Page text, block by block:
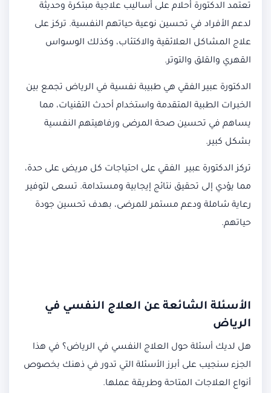
تعتمد الدكتورة أحلام على أساليب علاجية مبتكرة وحديثة
لدعم الأفراد في تحسين نوعية حياتهم النفسية. تركز على
علاج المشاكل العلائقية والاكتئاب، وكذلك الوسواس
القهري والقلق والتوتر.
الدكتورة عبير الفقي هي طبيبة نفسية في الرياض تجمع بين
الخبرات الطبية المتقدمة واستخدام أحدث التقنيات، مما
يساهم في تحسين صحة المرضى ورفاهيتهم النفسية
بشكل كبير.
تركز الدكتورة عبير الفقي على احتياجات كل مريض على حدة،
مما يؤدي إلى تحقيق نتائج إيجابية ومستدامة. تسعى لتوفير
رعاية شاملة ودعم مستمر للمرضى، بهدف تحسين جودة
حياتهم.
الأسئلة الشائعة عن العلاج النفسي في
الرياض
هل لديك أسئلة حول العلاج النفسي في الرياض؟ في هذا
الجزء سنجيب على أبرز الأسئلة التي تدور في ذهنك بخصوص
أنواع العلاجات المتاحة وطريقة عملها.